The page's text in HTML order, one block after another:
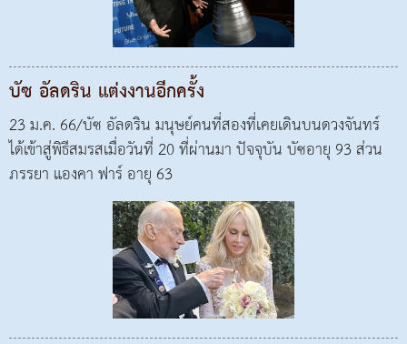
บัซ อัลดริน แต่งงานอีกครั้ง
23 ม.ค. 66/บัซ อัลดริน มนุษย์คนที่สองที่เคยเดินบนดวงจันทร์
ได้เข้าสู่พิธีสมรสเมื่อวันที่ 20 ที่ผ่านมา ปัจจุบัน บัซอายุ 93 ส่วน
ภรรยา แองคา ฟาร์ อายุ 63